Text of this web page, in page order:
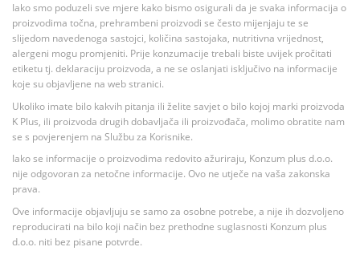
Iako smo poduzeli sve mjere kako bismo osigurali da je svaka informacija o
proizvodima točna, prehrambeni proizvodi se često mijenjaju te se
slijedom navedenoga sastojci, količina sastojaka, nutritivna vrijednost,
alergeni mogu promjeniti. Prije konzumacije trebali biste uvijek pročitati
etiketu tj. deklaraciju proizvoda, a ne se oslanjati isključivo na informacije
koje su objavljene na web stranici.
Ukoliko imate bilo kakvih pitanja ili želite savjet o bilo kojoj marki proizvoda
K Plus, ili proizvoda drugih dobavljača ili proizvođača, molimo obratite nam
se s povjerenjem na Službu za Korisnike.
Iako se informacije o proizvodima redovito ažuriraju, Konzum plus d.o.o.
nije odgovoran za netočne informacije. Ovo ne utječe na vaša zakonska
prava.
Ove informacije objavljuju se samo za osobne potrebe, a nije ih dozvoljeno
reproducirati na bilo koji način bez prethodne suglasnosti Konzum plus
d.o.o. niti bez pisane potvrde.